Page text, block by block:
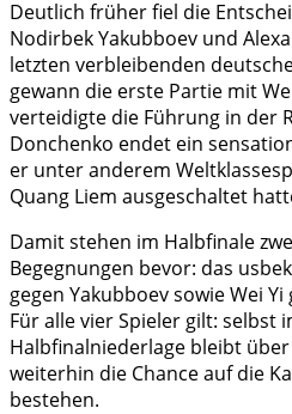
Deutlich früher fiel die
Nodirbek Yakubboev und
letzten verbleibenden
gewann die erste Partie mit
verteidigte die Führung in der
Donchenko endet ein
er unter anderem
Quang Liem ausgeschaltet
Damit stehen im Halbfinale
Begegnungen bevor: das
gegen Yakubboev sowie Wei
Für alle vier Spieler gilt: selbst
Halbfinalniederlage bleibt
weiterhin die Chance auf die
bestehen.